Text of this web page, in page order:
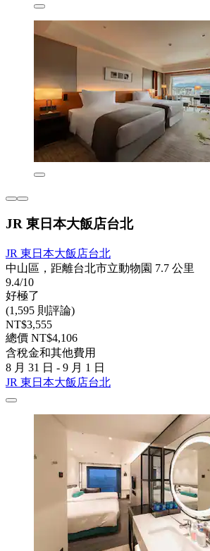
JR 東日本大飯店台北
JR 東日本大飯店台北
中山區，距離台北市立動物園 7.7 公里
9.4/10
好極了
(1,595 則評論)
NT$3,555
總價 NT$4,106
含稅金和其他費用
8 月 31 日 - 9 月 1 日
JR 東日本大飯店台北